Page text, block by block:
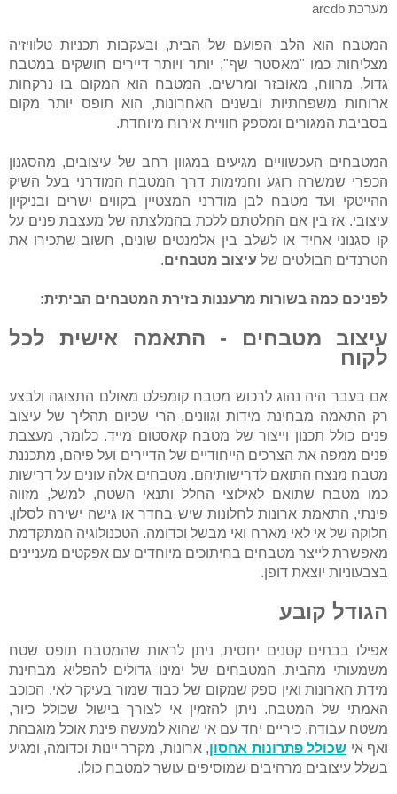
מערכת arcdb
המטבח הוא הלב הפועם של הבית, ובעקבות תכניות טלוויזיה
מצליחות כמו "מאסטר שף", יותר ויותר דיירים חושקים במטבח
גדול, מרווח, מאובזר ומרשים. המטבח הוא המקום בו נרקחות
ארוחות משפחתיות ובשנים האחרונות, הוא תופס יותר מקום
בסביבת המגורים ומספק חוויית אירוח מיוחדת.
המטבחים העכשוויים מגיעים במגוון רחב של עיצובים, מהסגנון
הכפרי שמשרה רוגע וחמימות דרך המטבח המודרני בעל השיק
ההייטקי ועד מטבח לבן מודרני המצטיין בקווים ישרים ובניקיון
עיצובי. אז בין אם החלטתם ללכת בהמלצתה של מעצבת פנים על
קו סגנוני אחיד או לשלב בין אלמנטים שונים, חשוב שתכירו את
הטרנדים הבולטים של עיצוב מטבחים.
לפניכם כמה בשורות מרעננות בזירת המטבחים הביתית:
עיצוב מטבחים - התאמה אישית לכל
לקוח
אם בעבר היה נהוג לרכוש מטבח קומפלט מאולם התצוגה ולבצע
רק התאמה מבחינת מידות וגוונים, הרי שכיום תהליך של עיצוב
פנים כולל תכנון וייצור של מטבח קאסטום מייד. כלומר, מעצבת
פנים ממפה את הצרכים הייחודיים של הדיירים ועל פיהם, מתכננת
מטבח מנצח התואם לדרישותיהם. מטבחים אלה עונים על דרישות
כמו מטבח שתואם לאילוצי החלל ותנאי השטח, למשל, מזווה
פינתי, התאמת ארונות לחלונות שיש בחדר או גישה ישירה לסלון,
חלוקה של אי לאי מארח ואי מבשל וכדומה. הטכנולוגיה המתקדמת
מאפשרת לייצר מטבחים בחיתוכים מיוחדים עם אפקטים מעניינים
בצבעוניות יוצאת דופן.
הגודל קובע
אפילו בבתים קטנים יחסית, ניתן לראות שהמטבח תופס שטח
משמעותי מהבית. המטבחים של ימינו גדולים להפליא מבחינת
מידת הארונות ואין ספק שמקום של כבוד שמור בעיקר לאי. הכוכב
האמתי של המטבח. ניתן להזמין אי לצורך בישול שכולל כיור,
משטח עבודה, כיריים יחד עם אי שהוא למעשה פינת אוכל מוגבהת
ואף אי שכולל פתרונות אחסון, ארונות, מקרר יינות וכדומה, ומגיע
בשלל עיצובים מרהיבים שמוסיפים עושר למטבח כולו.